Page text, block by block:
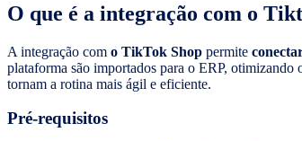
O que é a integração com o
A integração com o TikTok Shop permite
plataforma são importados para o ERP,
tornam a rotina mais ágil e eficiente.
Pré-requisitos